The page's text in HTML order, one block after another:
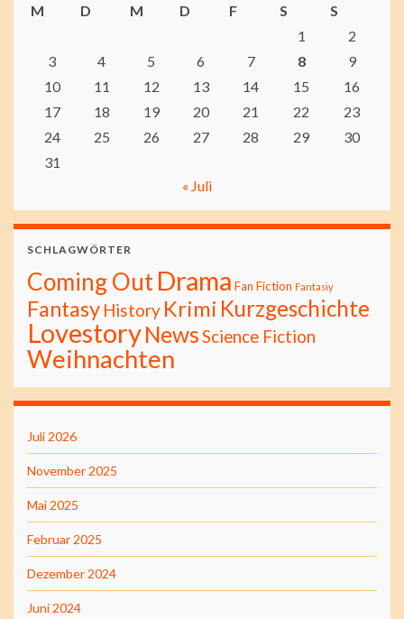
M
D M D F S
S
1
2
3
4 5 6 7 8
9
10
11 12 13 14 15
16
17
18 19 20 21 22
23
24
25 26 27 28 29
30
31
« Juli
SCHLAGWÖRTER
Coming OutDrama Fan Fiction Fantasiy
Fantasy History Krimi Kurzgeschichte
LovestoryNewsScience Fiction
Weihnachten
Juli 2026
November 2025
Mai 2025
Februar 2025
Dezember 2024
Juni 2024